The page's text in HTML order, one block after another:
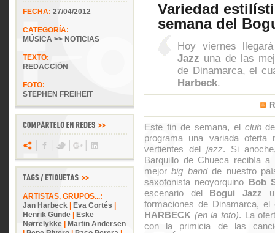
FECHA: 27/04/2012
CATEGORÍA:
MÚSICA >> NOTICIAS
TEXTO:
REDACCIÓN
FOTO:
STEPHEN FREIHEIT
ARTISTAS, GRUPOS...:
Jan Harbeck
Eva Cortés
Henrik Gunde
Eske
Nørrelykke
Martin Andersen
Variedad
semana del
Hoy viernes
Jazz una de las
de Dinamarca, el
Harbeck.
Este fin de semana, el club
programa una variada
vertientes del jazz. Si
Barquillo de Chueca recibía
mejorbig bandde nuestro
saxofonista neoyorquino Bob
escenario del Bogui Jazz
formaciones de Dinamarca,
HARBECK (en la foto). La
con la primicia de las